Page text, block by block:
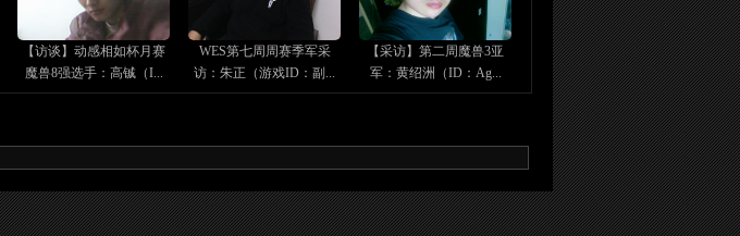
【访谈】动感相如杯月赛
魔兽8强选手：高铖（I...
WES第七周周赛季军采
访：朱正（游戏ID：副...
【采访】第二周魔兽3亚
军：黄绍洲（ID：Ag...